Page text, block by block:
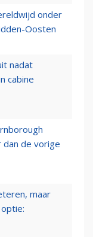
onder
Oosten
nadat
cabine
de vorige
maar